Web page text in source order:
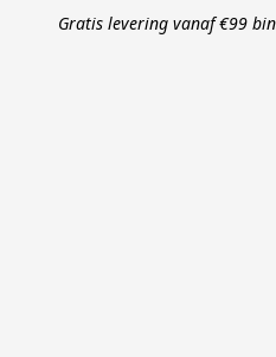
Gratis levering vanaf €99